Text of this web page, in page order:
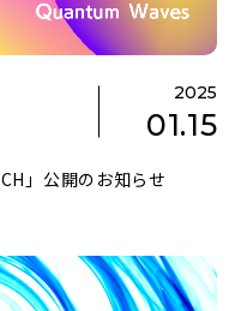
2025
01.15
」公開のお知らせ